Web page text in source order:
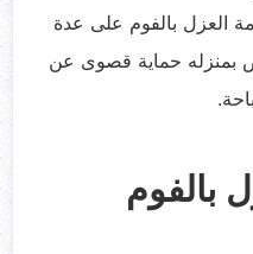
العزل بالفوم على عدة
حماية قصوى عن
بالفوم